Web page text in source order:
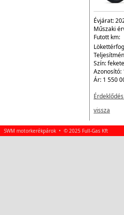
Évjárat:
Műszaki
Futott km:
Szín:fekete
Azonosító:
Ár: 1 550
vissza
SWM motorkerékpárok • © 2025 Full-Gas Kft